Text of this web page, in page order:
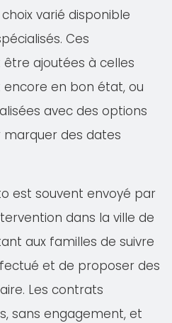
varié disponible
Ces
ajoutées à celles
encore en bon état, ou
avec des options
des dates
est souvent envoyé par
dans la ville de
aux familles de suivre
et de proposer des
Les contrats
sans engagement, et